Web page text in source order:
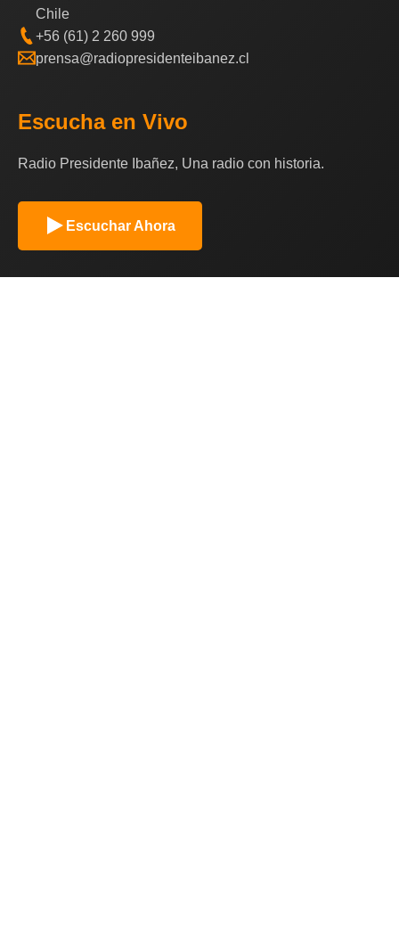
Chile
+56 (61) 2 260 999
prensa@radiopresidenteibanez.cl
Escucha en Vivo
Radio Presidente Ibañez, Una radio con historia.
Escuchar Ahora